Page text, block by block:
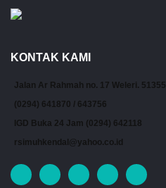
KONTAK KAMI
Jalan Ar Rahmah no. 17 Weleri. 51355
(0294) 641870 / 643756
IGD Buka 24 Jam (0294) 642118
rsimuhkendal@yahoo.co.id